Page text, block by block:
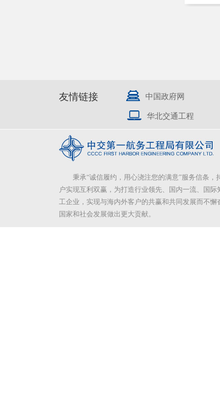
友情链接 中国政府网
华北交通工程
秉承“诚信履约，用心浇注您的满意”服务信条，
户实现互利双赢，为打造行业领先、国内一流、国际
工企业，实现与海内外客户的共赢和共同发展而不懈
国家和社会发展做出更大贡献。